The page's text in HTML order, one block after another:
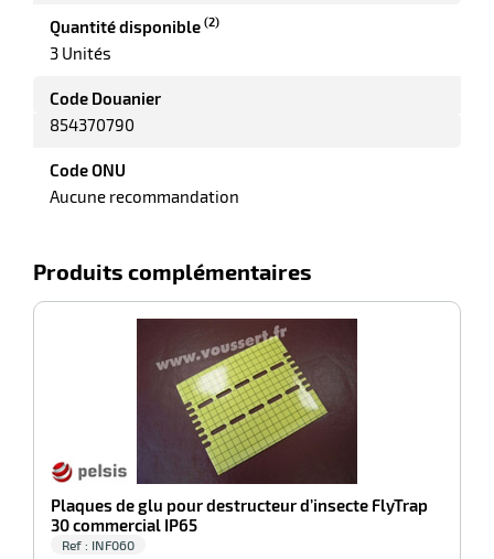
Quantité disponible (2)
3 Unités
Code Douanier
854370790
Code ONU
Aucune recommandation
Produits complémentaires
Plaques de glu pour destructeur d’insecte FlyTrap
30 commercial IP65
Ref : INF060